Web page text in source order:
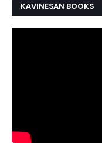
KAVINESAN BOOKS